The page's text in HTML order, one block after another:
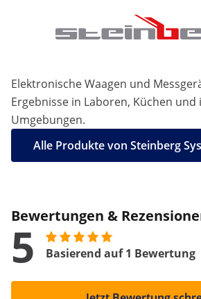
Elektronische Waagen und
Ergebnisse in Laboren, Küchen
Umgebungen.
Alle Produkte von Steinberg
Bewertungen &
5 Basierend auf 1 Bewertung